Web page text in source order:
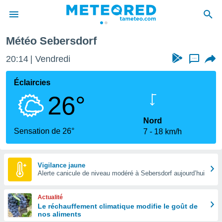
de
Météo Sebersdorf
20:14 Vendredi ...
Éclaircies
26°
Sensation de 26°
Nord
7
18 km/h
Vigilance jaune
Alerte canicule de niveau modéré à Sebersdorf aujourd’hui
Actualité
Le réchauffement climatique modifie le goût de
nos aliments